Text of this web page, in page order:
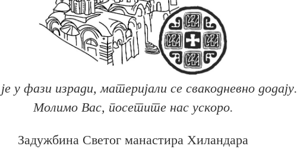
у фази изради, материјали се свакодневно додају.
Молимо Вас, посетите нас ускоро.
Задужбина Светог манастира Хиландара